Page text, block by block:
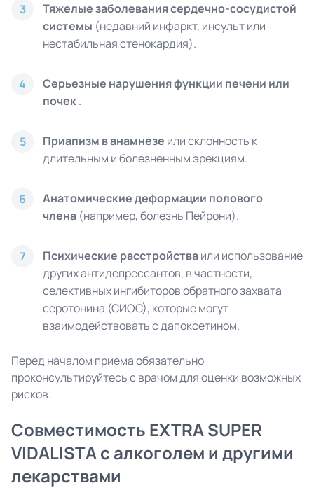
3
Тяжелые заболевания сердечно-сосудистой
системы (недавний инфаркт, инсульт или
нестабильная стенокардия).
4
Серьезные нарушения функции печени или
почек.
5 Приапизм в анамнезе или склонность к
длительным и болезненным эрекциям.
6
Анатомические деформации полового
члена (например, болезнь Пейрони).
7 Психические расстройстваили использование
других антидепрессантов, в частности,
селективных ингибиторов обратного захвата
серотонина (СИОС), которые могут
взаимодействовать с дапоксетином.
Перед началом приема обязательно
проконсультируйтесь с врачом для оценки возможных
рисков.
Совместимость EXTRA SUPER
VIDALISTAс алкоголем и другими
лекарствами